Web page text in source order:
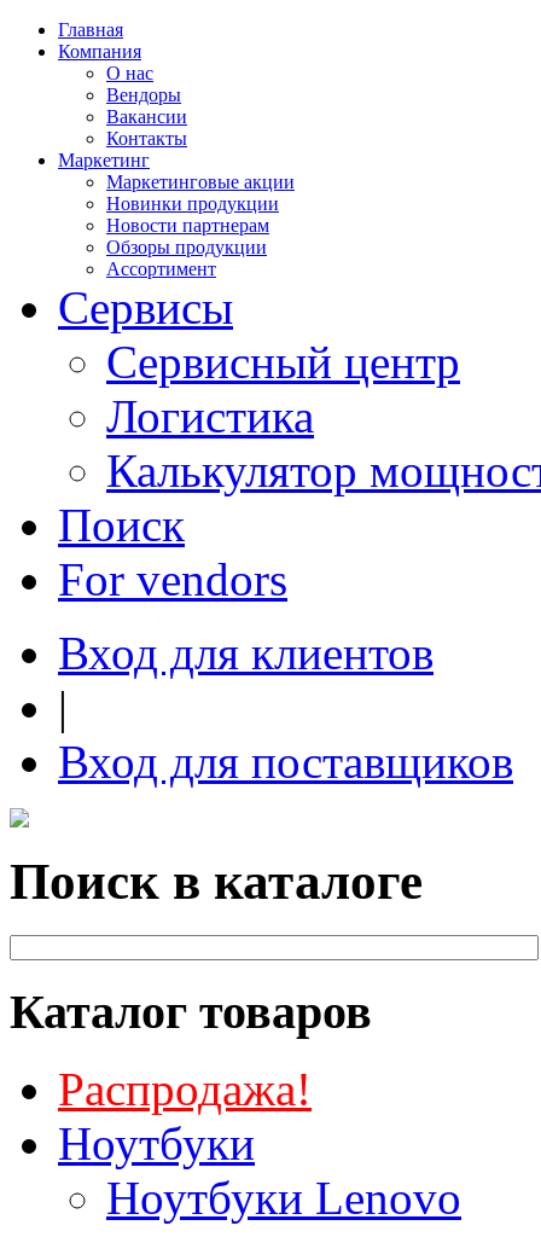
Главная
Компания
О нас
Вендоры
Вакансии
Контакты
Маркетинг
Маркетинговые акции
Новинки продукции
Новости партнерам
Обзоры продукции
Ассортимент
Сервисы
Сервисный центр
Логистика
Калькулятор
Поиск
For vendors
Вход для клиентов
|
Вход для поставщиков
Поиск в каталоге
Каталог товаров
Распродажа!
Ноутбуки
Ноутбуки Lenovo